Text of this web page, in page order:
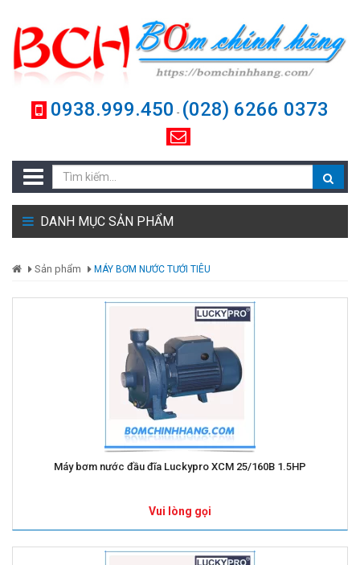
0938.999.450 - (028) 6266 0373
DANH MỤC SẢN PHẨM
Sản phẩm MÁY BƠM NƯỚC TƯỚI TIÊU
Máy bơm nước đầu đĩa Luckypro XCM 25/160B 1.5HP
Vui lòng gọi